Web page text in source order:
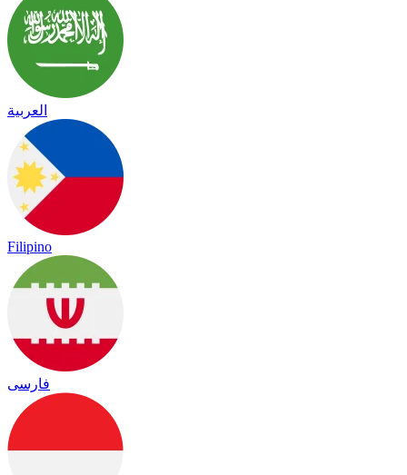
العربية
Filipino
فارسی